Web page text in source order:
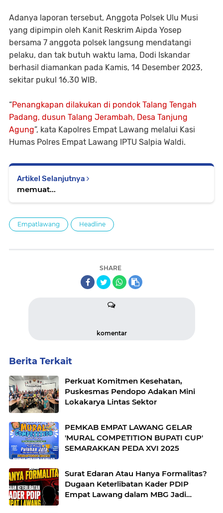
Adanya laporan tersebut, Anggota Polsek Ulu Musi
yang dipimpin oleh Kanit Reskrim Aipda Yosep
bersama 7 anggota polsek langsung mendatangi
pelaku, dan tak butuh waktu lama, Dodi Iskandar
berhasil diamankan pada Kamis, 14 Desember 2023,
sekitar pukul 16.30 WIB.
“Penangkapan dilakukan di pondok Talang Tengah
Padang, dusun Talang Jerambah, Desa Tanjung
Agung”, kata Kapolres Empat Lawang melalui Kasi
Humas Polres Empat Lawang IPTU Salpia Waldi.
Artikel Selanjutnya
memuat...
Empatlawang Headline
SHARE
komentar
Berita Terkait
Perkuat Komitmen Kesehatan,
Puskesmas Pendopo Adakan Mini
Lokakarya Lintas Sektor
PEMKAB EMPAT LAWANG GELAR
'MURAL COMPETITION BUPATI CUP'
SEMARAKKAN PEDA XVI 2025
Surat Edaran Atau Hanya Formalitas?
Dugaan Keterlibatan Kader PDIP
Empat Lawang dalam MBG Jadi